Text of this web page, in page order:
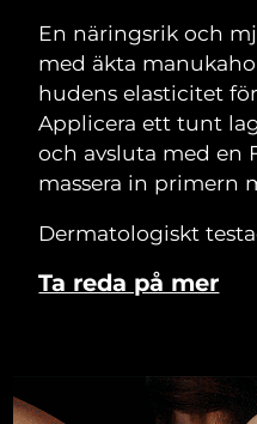
En näringsrik och
med äkta
hudens elasticitet
Applicera ett tunt
och avsluta med en
massera in primern
Dermatologiskt
Ta reda på mer